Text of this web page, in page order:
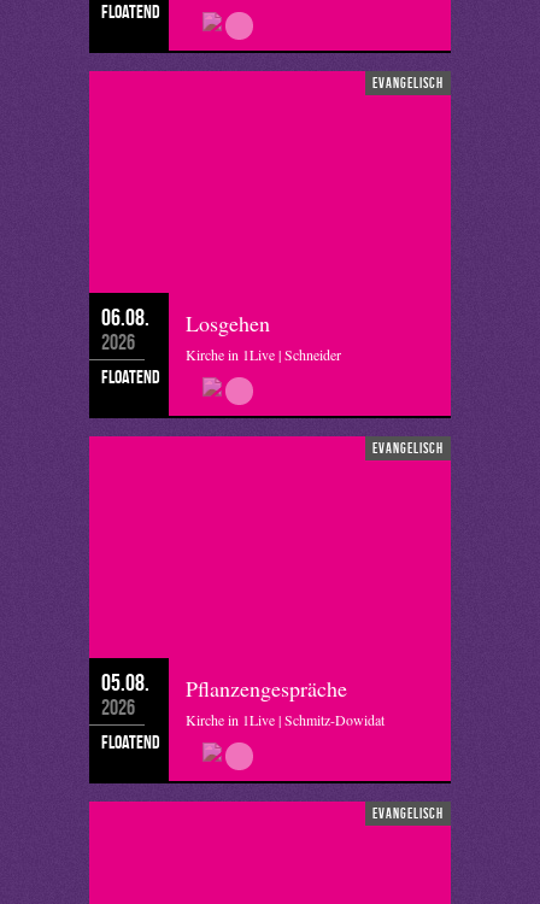
floatend
evangelisch
06.08.
2026
floatend
Losgehen
Kirche in 1Live | Schneider
evangelisch
05.08.
2026
floatend
Pflanzengespräche
Kirche in 1Live | Schmitz-Dowidat
evangelisch